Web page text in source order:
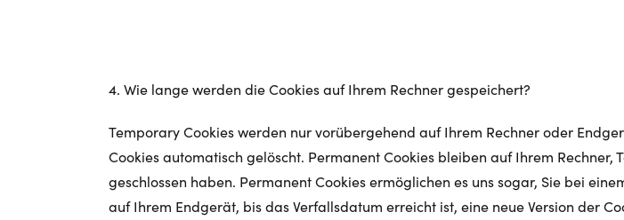
4. Wie lange werden die Cookies auf Ihrem Rechner gespeichert?
Temporary Cookies werden nur vorübergehend auf Ihrem Rechner oder
Cookies automatisch gelöscht. Permanent Cookies bleiben auf Ihrem
geschlossen haben. Permanent Cookies ermöglichen es uns sogar, Sie bei
auf Ihrem Endgerät, bis das Verfallsdatum erreicht ist, eine neue Version der